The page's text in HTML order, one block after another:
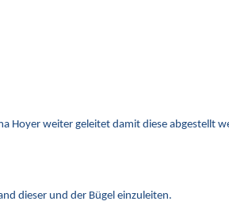
Hoyer weiter geleitet damit diese abgestellt
dieser und der Bügel einzuleiten.